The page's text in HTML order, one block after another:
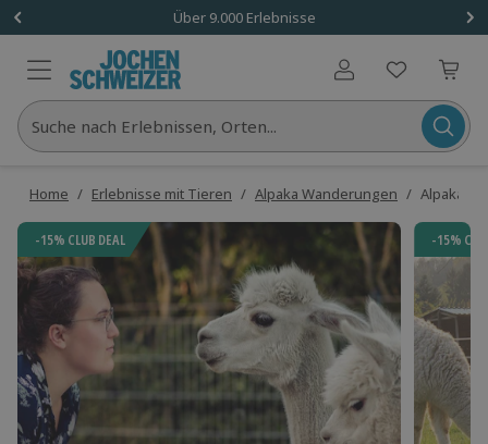
Über 9.000 Erlebnisse
Benutzerkonto
Suche nach Erlebnissen, Orten...
Home / Erlebnisse mit Tieren / Alpaka Wanderungen / Alpaka
-15% CLUB DEAL -15%